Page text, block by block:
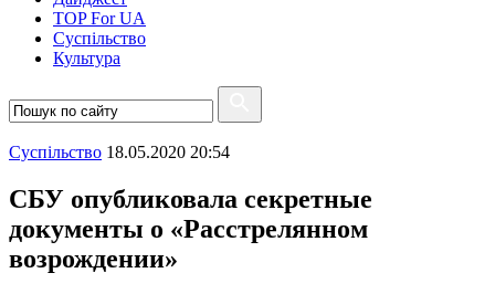
TOP For UA
Суспiльство
Культура
Суспiльство 18.05.2020 20:54
СБУ опубликовала секретные
документы о «Расстрелянном
возрождении»